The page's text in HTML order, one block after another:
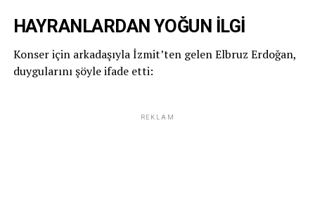
HAYRANLARDAN YOĞUN İLGİ
Konser için arkadaşıyla İzmit’ten gelen Elbruz Erdoğan,
duygularını şöyle ifade etti:
REKLAM